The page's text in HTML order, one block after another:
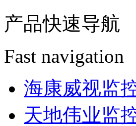
产品快速导航
Fast navigation
海康威视监
天地伟业监